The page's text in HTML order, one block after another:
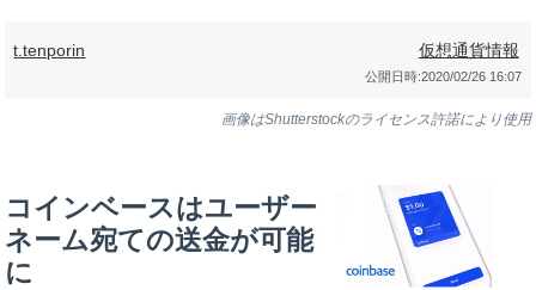
t.tenporin 仮想通貨情報
公開日時:2020/02/26 16:07
画像はShutterstockのライセンス許諾により使用
コインベースはユーザー
ネーム宛ての送金が可能
に